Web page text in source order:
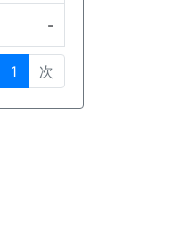
-
1 次